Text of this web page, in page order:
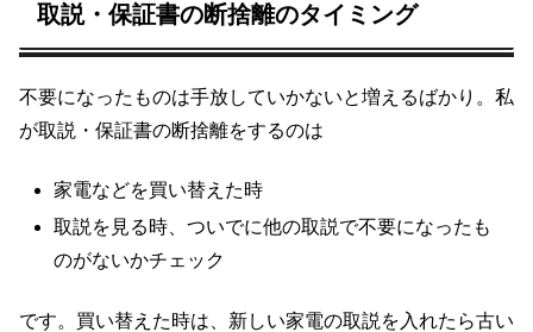
取説・保証書の断捨離のタイミング
不要になったものは手放していかないと増えるばかり。私
が取説・保証書の断捨離をするのは
家電などを買い替えた時
取説を見る時、ついでに他の取説で不要になったも
のがないかチェック
です。買い替えた時は、新しい家電の取説を入れたら古い